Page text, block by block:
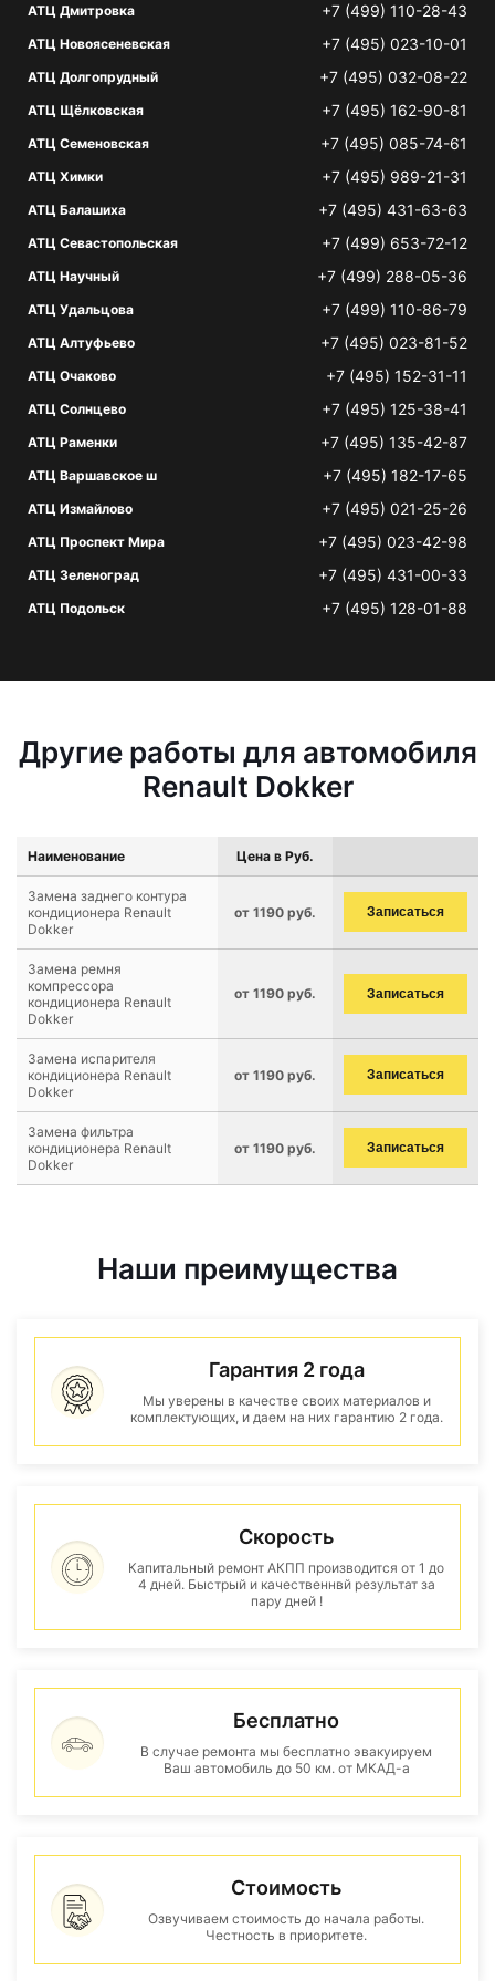
АТЦ Дмитровка +7 (499) 110-28-43
АТЦ Новоясеневская +7 (495) 023-10-01
АТЦ Долгопрудный +7 (495) 032-08-22
АТЦ Щёлковская +7 (495) 162-90-81
АТЦ Семеновская +7 (495) 085-74-61
АТЦ Химки +7 (495) 989-21-31
АТЦ Балашиха +7 (495) 431-63-63
АТЦ Севастопольская +7 (499) 653-72-12
АТЦ Научный +7 (499) 288-05-36
АТЦ Удальцова +7 (499) 110-86-79
АТЦ Алтуфьево +7 (495) 023-81-52
АТЦ Очаково +7 (495) 152-31-11
АТЦ Солнцево +7 (495) 125-38-41
АТЦ Раменки +7 (495) 135-42-87
АТЦ Варшавское ш +7 (495) 182-17-65
АТЦ Измайлово +7 (495) 021-25-26
АТЦ Проспект Мира +7 (495) 023-42-98
АТЦ Зеленоград +7 (495) 431-00-33
АТЦ Подольск +7 (495) 128-01-88
Другие работы для автомобиля
Renault Dokker
Наименование Цена в Руб.
Замена заднего контура
кондиционера Renault
Dokker
от 1190 руб. Записаться
Замена ремня
компрессора
кондиционера Renault
Dokker
от 1190 руб. Записаться
Замена испарителя
кондиционера Renault
Dokker
от 1190 руб. Записаться
Замена фильтра
кондиционера Renault
Dokker
от 1190 руб. Записаться
Наши преимущества
Гарантия 2 года
Мы уверены в качестве своих материалов и
комплектующих, и даем на них гарантию 2 года.
Скорость
Капитальный ремонт АКПП производится от 1 до
4 дней. Быстрый и качественнвй результат за
пару дней !
Бесплатно
В случае ремонта мы бесплатно эвакуируем
Ваш автомобиль до 50 км. от МКАД-а
Стоимость
Озвучиваем стоимость до начала работы.
Честность в приоритете.